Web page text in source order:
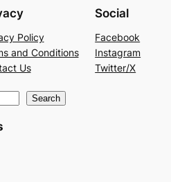
Policy
and Conditions
Us
Social
Facebook
Instagram
Twitter/X
Search